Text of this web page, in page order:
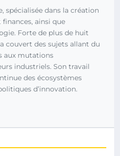
spécialisée dans la création
finances, ainsi que
Forte de plus de huit
couvert des sujets allant du
aux mutations
industriels. Son travail
des écosystèmes
d’innovation.